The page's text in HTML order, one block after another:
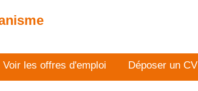
Voir les offres d'emploi Déposer un CV